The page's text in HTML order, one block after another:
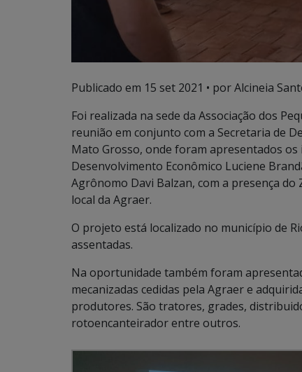
Publicado em 15 set 2021 • por Alcineia
Foi realizada na sede da Associação dos
reunião em conjunto com a Secretaria de
Mato Grosso, onde foram apresentados
Desenvolvimento Econômico Luciene
Agrônomo Davi Balzan, com a presença
local da Agraer.
O projeto está localizado no município de
assentadas.
Na oportunidade também foram
mecanizadas cedidas pela Agraer e
produtores. São tratores, grades,
rotoencanteirador entre outros.